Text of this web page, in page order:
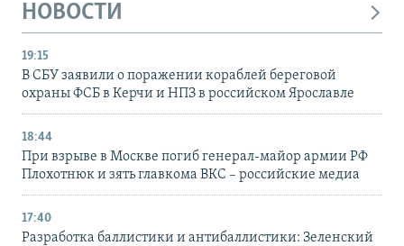
НОВОСТИ
19:15
В СБУ заявили о поражении кораблей береговой
охраны ФСБ в Керчи и НПЗ в российском Ярославле
18:44
При взрыве в Москве погиб генерал-майор армии РФ
Плохотнюк и зять главкома ВКС – российские медиа
17:40
Разработка баллистики и антибаллистики: Зеленский